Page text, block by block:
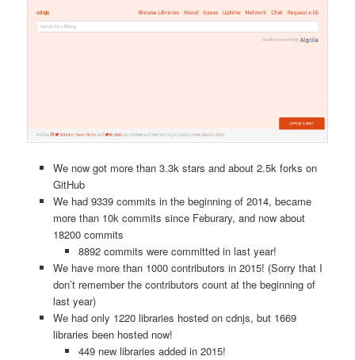
We now got more than 3.3k stars and about 2.5k forks on
GitHub
We had 9339 commits in the beginning of 2014, became
more than 10k commits since Feburary, and now about
18200 commits
8892 commits were committed in last year!
We have more than 1000 contributors in 2015! (Sorry that I
don’t remember the contributors count at the beginning of
last year)
We had only 1220 libraries hosted on cdnjs, but 1669
libraries been hosted now!
449 new libraries added in 2015!